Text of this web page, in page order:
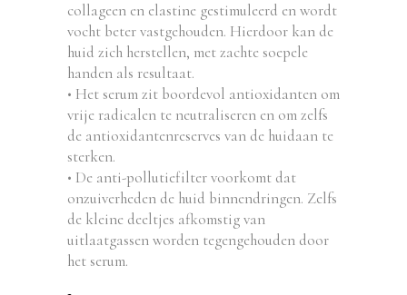
collageen en elastine gestimuleerd en wordt
vocht beter vastgehouden. Hierdoor kan de
huid zich herstellen, met zachte soepele
handen als resultaat.
• Het serum zit boordevol antioxidanten om
vrije radicalen te neutraliseren en om zelfs
de antioxidantenreserves van de huidaan te
sterken.
• De anti-pollutiefilter voorkomt dat
onzuiverheden de huid binnendringen. Zelfs
de kleine deeltjes afkomstig van
uitlaatgassen worden tegengehouden door
het serum.